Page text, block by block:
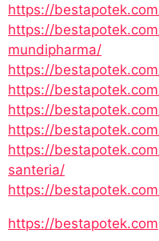
https://
https://
mundipharma/
https://
https://
https://
https://
https://
santeria/
https://
https://bestapotek.com